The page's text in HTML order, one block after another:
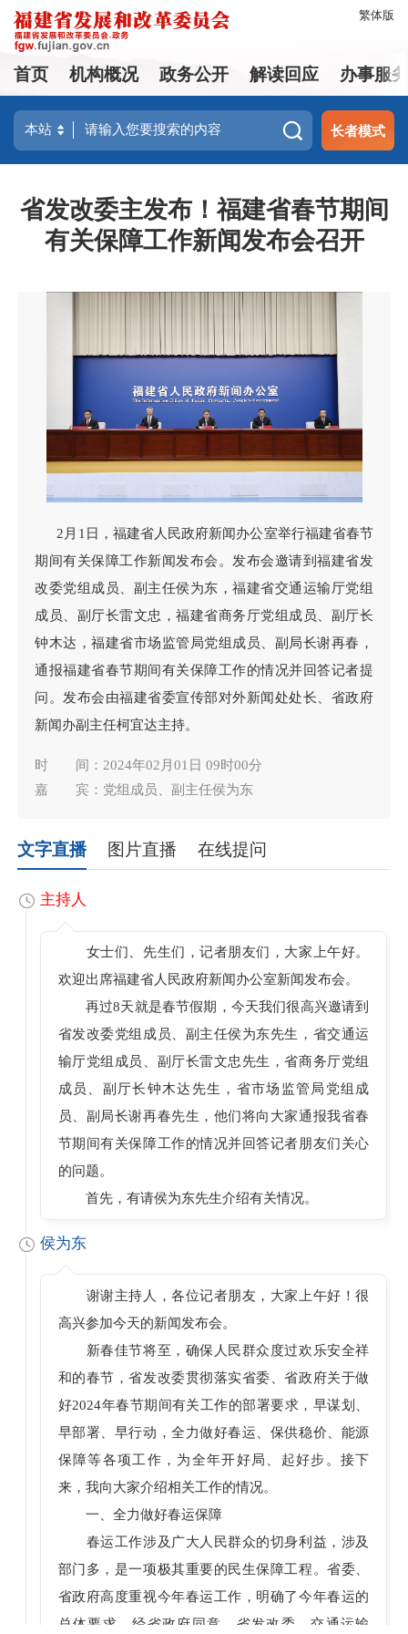
繁体版
首页 机构概况 政务公开 解读回应 办事服
长者模式
省发改委主发布！福建省春节期间
有关保障工作新闻发布会召开
2月1日，福建省人民政府新闻办公室举行福建省春节
期间有关保障工作新闻发布会。发布会邀请到福建省发
改委党组成员、副主任侯为东，福建省交通运输厅党组
成员、副厅长雷文忠，福建省商务厅党组成员、副厅长
钟木达，福建省市场监管局党组成员、副局长谢再春，
通报福建省春节期间有关保障工作的情况并回答记者提
问。发布会由福建省委宣传部对外新闻处处长、省政府
新闻办副主任柯宜达主持。
时 间：2024年02月01日 09时00分
嘉 宾：党组成员、副主任侯为东
文字直播 图片直播 在线提问
主持人
女士们、先生们，记者朋友们，大家上午好。
欢迎出席福建省人民政府新闻办公室新闻发布会。
再过8天就是春节假期，今天我们很高兴邀请到
省发改委党组成员、副主任侯为东先生，省交通运
输厅党组成员、副厅长雷文忠先生，省商务厅党组
成员、副厅长钟木达先生，省市场监管局党组成
员、副局长谢再春先生，他们将向大家通报我省春
节期间有关保障工作的情况并回答记者朋友们关心
的问题。
首先，有请侯为东先生介绍有关情况。
侯为东
谢谢主持人，各位记者朋友，大家上午好！很
高兴参加今天的新闻发布会。
新春佳节将至，确保人民群众度过欢乐安全祥
和的春节，省发改委贯彻落实省委、省政府关于做
好2024年春节期间有关工作的部署要求，早谋划、
早部署、早行动，全力做好春运、保供稳价、能源
保障等各项工作，为全年开好局、起好步。接下
来，我向大家介绍相关工作的情况。
一、全力做好春运保障
春运工作涉及广大人民群众的切身利益，涉及
部门多，是一项极其重要的民生保障工程。省委、
省政府高度重视今年春运工作，明确了今年春运的
总体要求。经省政府同意，省发改委、交通运输